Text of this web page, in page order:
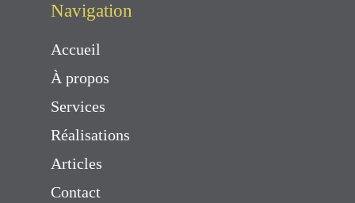
Navigation
Accueil
À propos
Services
Réalisations
Articles
Contact